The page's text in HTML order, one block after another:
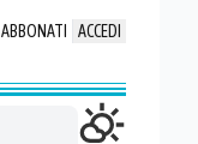
ABBONATI ACCEDI